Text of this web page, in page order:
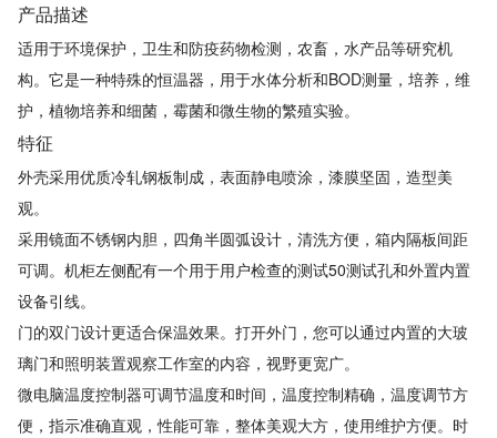
恒温恒湿培养箱
电热恒温水浴锅
精密恒温水浴锅
磁力搅拌器
红外微晶电热板
人工气候箱
40KHz低频加热功率可调(LT触屏)
28KHz低频加热功率可调(AT触屏)
40/55KHz双频功率可调(D触屏)
80KHz高频加热(HG触屏)
80KHz高频高功率加热(BG触屏)
100KHz高频加热(CG触屏)
59KHz功率可调加热系列(HPT数码)
40/59KHz功率可调双频加热(HDT数码)
40/59KHz功率可调双频(HD数码)
AS雪花制冰机
产品描述
适用于环境保护，卫生和防疫药物检测，农畜，水产品等研究机
构。它是一种特殊的恒温器，用于水体分析和BOD测量，培养，维
护，植物培养和细菌，霉菌和微生物的繁殖实验。
特征
外壳采用优质冷轧钢板制成，表面静电喷涂，漆膜坚固，造型美
观。
采用镜面不锈钢内胆，四角半圆弧设计，清洗方便，箱内隔板间距
可调。机柜左侧配有一个用于用户检查的测试50测试孔和外置内置
设备引线。
门的双门设计更适合保温效果。打开外门，您可以通过内置的大玻
璃门和照明装置观察工作室的内容，视野更宽广。
微电脑温度控制器可调节温度和时间，温度控制精确，温度调节方
便，指示准确直观，性能可靠，整体美观大方，使用维护方便。时